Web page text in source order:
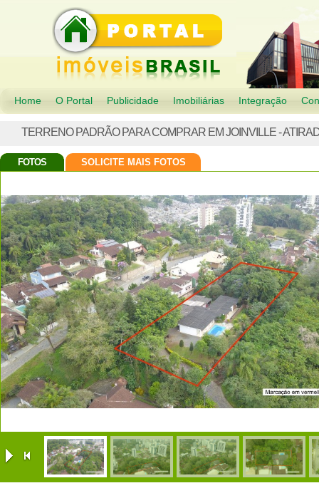
Home O Portal Publicidade Imobiliárias Integração
TERRENO PADRÃO PARA COMPRAR EM JOINVILLE -
FOTOS SOLICITE MAIS FOTOS